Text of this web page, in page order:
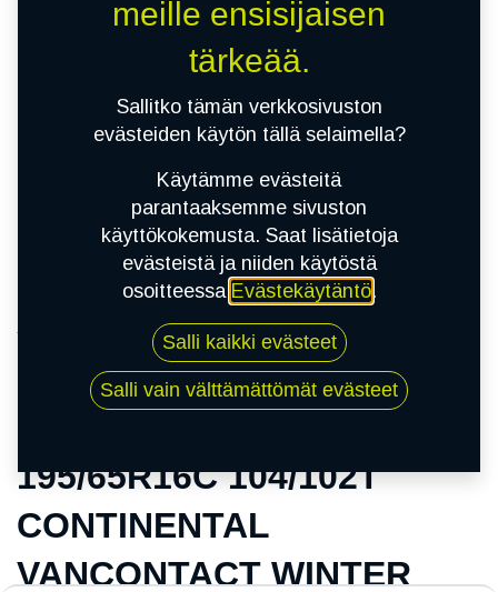
195/65R16C 104/102T CONTINENTAL
VANCONTACT WINTER EVC
195/65R16C 104/102T
CONTINENTAL
VANCONTACT WINTER
meille ensisijaisen
tärkeää.
Sallitko tämän verkkosivuston
evästeiden käytön tällä selaimella?
Käytämme evästeitä
parantaaksemme sivuston
käyttökokemusta. Saat lisätietoja
evästeistä ja niiden käytöstä
osoitteessa Evästekäytäntö.
Salli kaikki evästeet
Salli vain välttämättömät evästeet